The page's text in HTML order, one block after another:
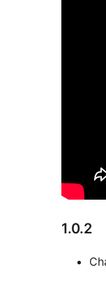
1.0.2